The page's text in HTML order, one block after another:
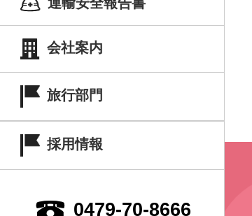
会社案内
旅行部門
採用情報
0479-70-8666